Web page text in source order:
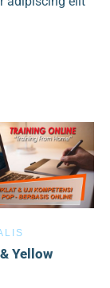
Yellow